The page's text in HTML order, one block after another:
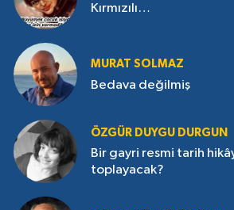
Kırmızılı…
MURAT SOLMAZ
Bedava değilmiş
ÖZGÜR DUYGU DURGUN
Bir gayri resmi tarih
toplayacak?